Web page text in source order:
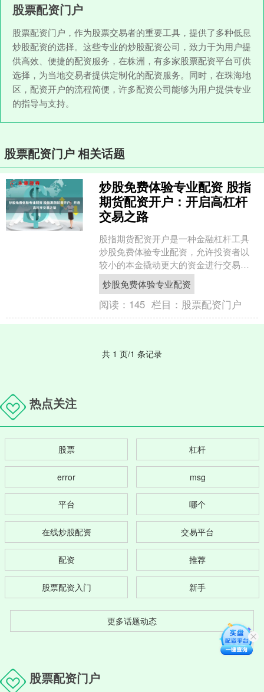
股票配资门户
股票配资门户，作为股票交易者的重要工具，提供了多种低息
炒股配资的选择。这些专业的炒股配资公司，致力于为用户提
供高效、便捷的配资服务，在株洲，有多家股票配资平台可供
选择，为当地交易者提供定制化的配资服务。同时，在珠海地
区，配资开户的流程简便，许多配资公司能够为用户提供专业
的指导与支持。
股票配资门户 相关话题
炒股免费体验专业配资 股指
期货配资开户：开启高杠杆
交易之路
股指期货配资开户是一种金融杠杆工具
炒股免费体验专业配资，允许投资者以
较小的本金撬动更大的资金进行交易。
通过配资，投资者可以放大收益，但同
时也要承担更高的风险。 ....
炒股免费体验专业配资
阅读： 145 栏目： 股票配资门户
共 1 页/1 条记录
热点关注
股票 杠杆
error msg
平台 哪个
在线炒股配资 交易平台
配资 推荐
股票配资入门 新手
更多话题动态
股票配资门户